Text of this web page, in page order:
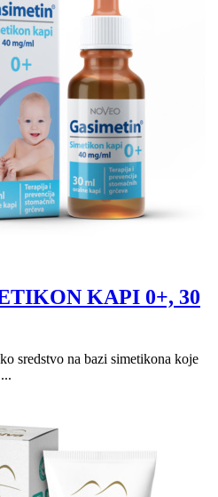
KAPI 0+, 30
sredstvo na bazi simetikona koje